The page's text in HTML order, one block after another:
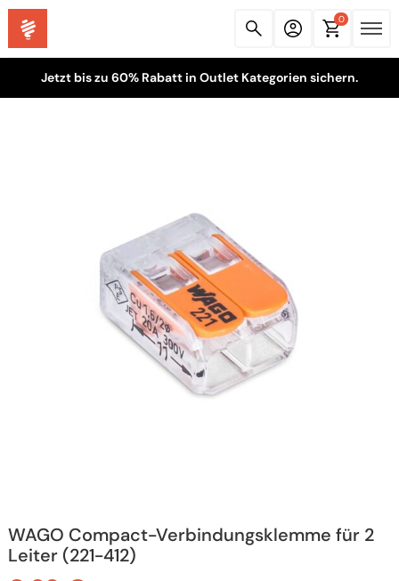
0
Jetzt bis zu 60% Rabatt in Outlet Kategorien sichern.
WAGO Compact-Verbindungsklemme für 2
Leiter (221-412)